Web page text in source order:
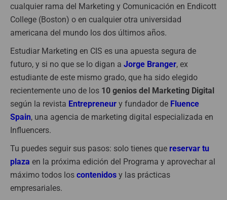
cualquier rama del Marketing y Comunicación en Endicott
College (Boston) o en cualquier otra universidad
americana del mundo los dos últimos años.
Estudiar Marketing en CIS es una apuesta segura de
futuro, y si no que se lo digan a Jorge Branger, ex
estudiante de este mismo grado, que ha sido elegido
recientemente uno de los 10 genios del Marketing Digital
según la revista Entrepreneur y fundador de Fluence
Spain, una agencia de marketing digital especializada en
Influencers.
Tu puedes seguir sus pasos: solo tienes que reservar tu
plaza en la próxima edición del Programa y aprovechar al
máximo todos los contenidos y las prácticas
empresariales.